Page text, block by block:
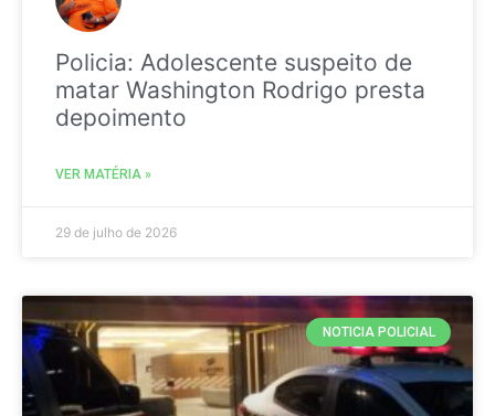
Policia: Adolescente suspeito de
matar Washington Rodrigo presta
depoimento
VER MATÉRIA »
29 de julho de 2026
NOTICIA POLICIAL